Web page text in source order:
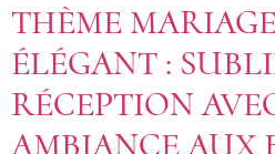
THÈME
ÉLÉGANT :
RÉCEPTION